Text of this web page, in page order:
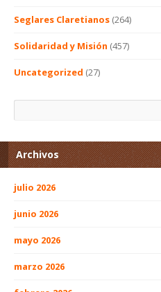
Seglares Claretianos (264)
Solidaridad y Misión (457)
Uncategorized (27)
Archivos
julio 2026
junio 2026
mayo 2026
marzo 2026